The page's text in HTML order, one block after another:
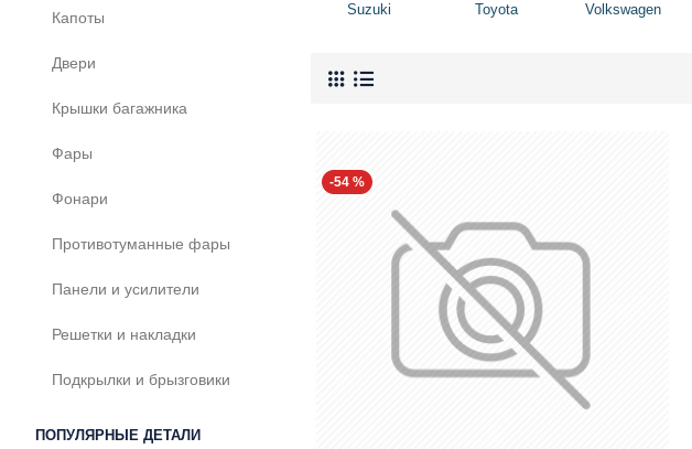
Капоты
Двери
Крышки багажника
Фары
Фонари
Противотуманные фары
Панели и усилители
Решетки и накладки
Подкрылки и брызговики
ПОПУЛЯРНЫЕ ДЕТАЛИ
Suzuki Toyota Volkswagen
-54 %